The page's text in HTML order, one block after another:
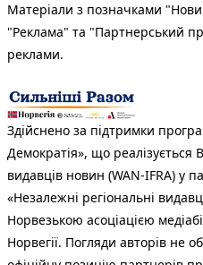
Матеріали з позначками
"Реклама" та "Партнерський
реклами.
Здійснено за підтримки
Демократія», що реалізується
видавців новин (WAN-IFRA) у
«Незалежні регіональні
Норвезькою асоціацією
Норвегії. Погляди авторів не